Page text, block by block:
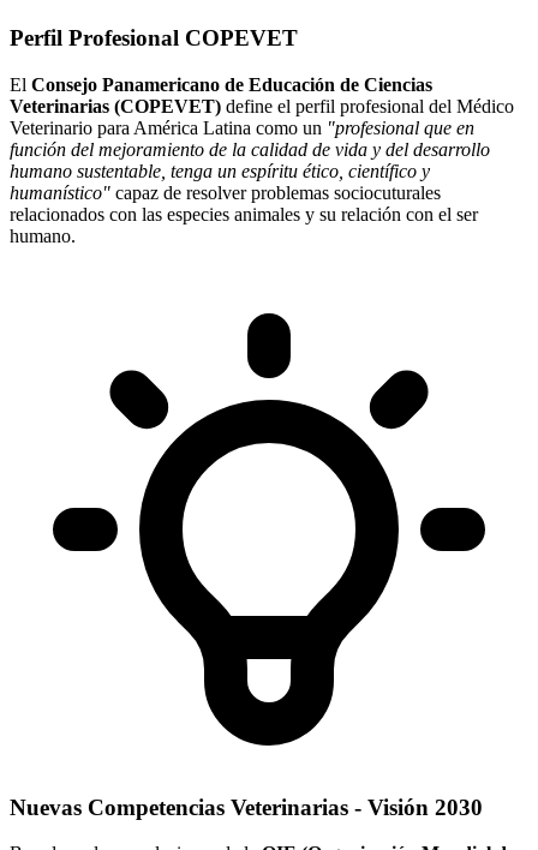
Perfil Profesional COPEVET
El Consejo Panamericano de Educación de Ciencias
Veterinarias (COPEVET) define el perfil profesional del Médico
Veterinario para América Latina como un "profesional que en
función del mejoramiento de la calidad de vida y del desarrollo
humano sustentable, tenga un espíritu ético, científico y
humanístico" capaz de resolver problemas sociocuturales
relacionados con las especies animales y su relación con el ser
humano.
Nuevas Competencias Veterinarias - Visión 2030